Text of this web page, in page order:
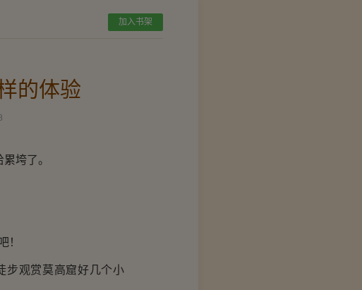
加入书架
的体验
垮了。
！
观赏莫高窟好几个小